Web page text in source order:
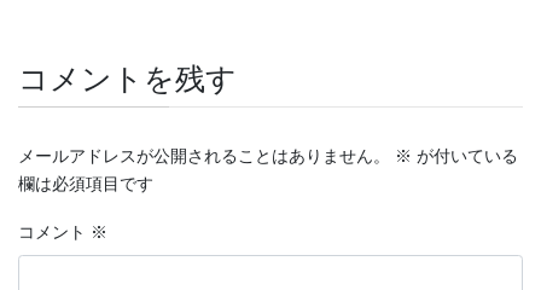
コメントを残す
メールアドレスが公開されることはありません。 ※ が付いている
欄は必須項目です
コメント ※